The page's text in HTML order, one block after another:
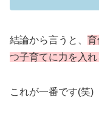
結論から言うと、 育
つ子育てに力を入れ
これが一番です(笑)